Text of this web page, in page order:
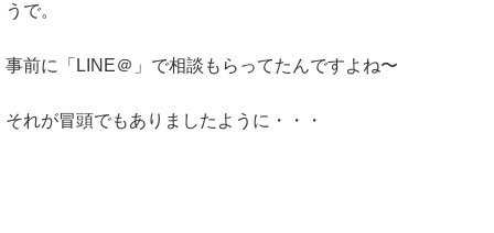
うで。
事前に「LINE＠」で相談もらってたんですよね〜
それが冒頭でもありましたように・・・